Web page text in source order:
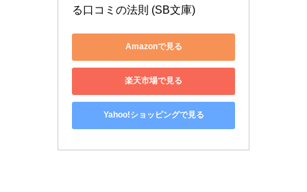
る口コミの法則 (SB文庫)
Amazonで見る
楽天市場で見る
Yahoo!ショッピングで見る